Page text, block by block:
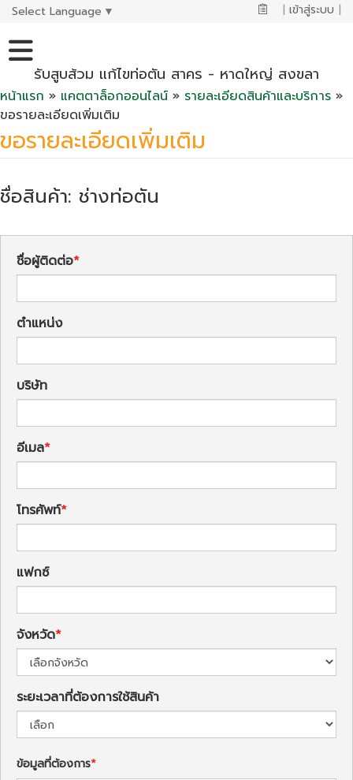
Select Language ▼ | เข้าสู่ระบบ |
รับสูบส้วม แก้ไขท่อตัน สาคร - หาดใหญ่ สงขลา
หน้าแรก » แคตตาล็อกออนไลน์ » รายละเอียดสินค้าและบริการ »
ขอรายละเอียดเพิ่มเติม
ขอรายละเอียดเพิ่มเติม
ชื่อสินค้า: ช่างท่อตัน
ชื่อผู้ติดต่อ
ตำแหน่ง
บริษัท
อีเมล
โทรศัพท์
แฟกซ์
จังหวัด
ระยะเวลาที่ต้องการใช้สินค้า
ข้อมูลที่ต้องการ